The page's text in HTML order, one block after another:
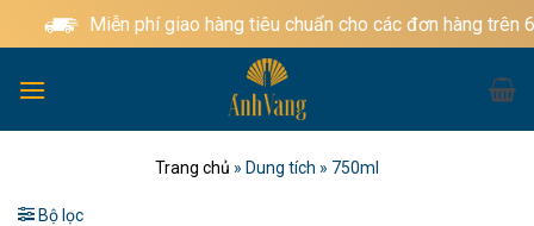
qua
dung
Miễn phí giao hàng tiêu chuẩn cho các đơn hàng trên
Trang chủ » Dung tích » 750ml
Bộ lọc